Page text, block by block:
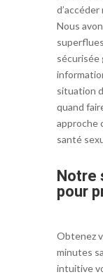
Nous
situation
quand
approche
santé
Notre
pour
Obtenez
minutes
intuitive